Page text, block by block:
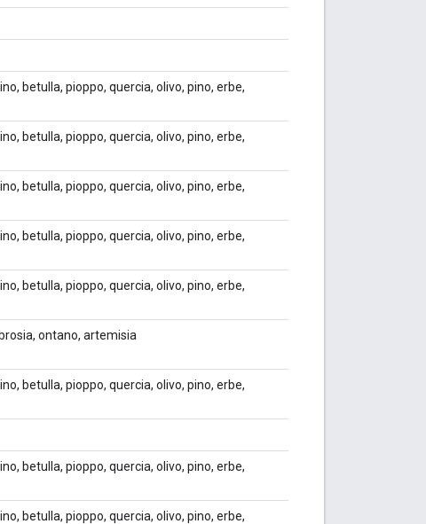
betulla, pioppo, quercia, olivo, pino, erbe,
betulla, pioppo, quercia, olivo, pino, erbe,
betulla, pioppo, quercia, olivo, pino, erbe,
betulla, pioppo, quercia, olivo, pino, erbe,
betulla, pioppo, quercia, olivo, pino, erbe,
ontano, artemisia
betulla, pioppo, quercia, olivo, pino, erbe,
betulla, pioppo, quercia, olivo, pino, erbe,
betulla, pioppo, quercia, olivo, pino, erbe,